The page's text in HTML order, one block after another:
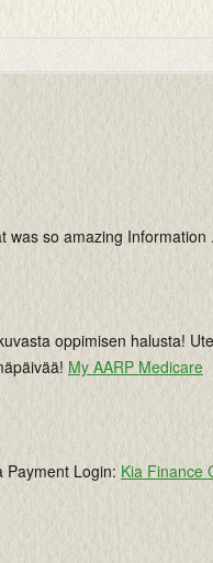
was so amazing Information .
oppimisen halusta!
My AARP Medicare
Payment Login: Kia Finance